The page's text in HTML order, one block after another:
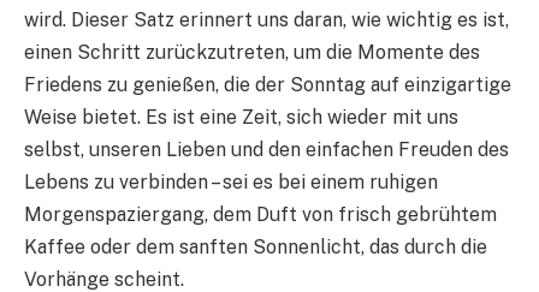
wird. Dieser Satz erinnert uns daran, wie wichtig es ist,
einen Schritt zurückzutreten, um die Momente des
Friedens zu genießen, die der Sonntag auf einzigartige
Weise bietet. Es ist eine Zeit, sich wieder mit uns
selbst, unseren Lieben und den einfachen Freuden des
Lebens zu verbinden – sei es bei einem ruhigen
Morgenspaziergang, dem Duft von frisch gebrühtem
Kaffee oder dem sanften Sonnenlicht, das durch die
Vorhänge scheint.